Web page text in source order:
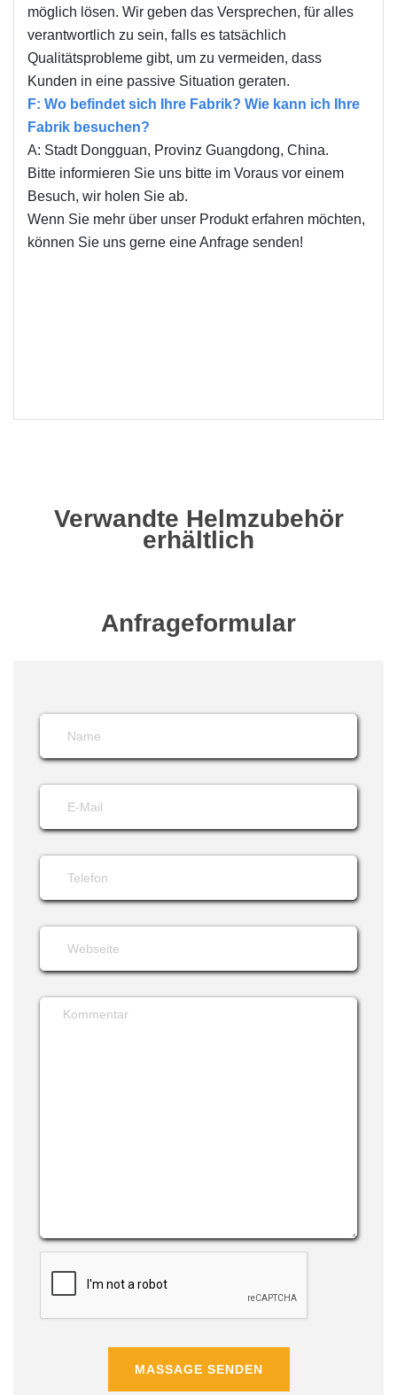
möglich lösen. Wir geben das Versprechen, für alles
verantwortlich zu sein, falls es tatsächlich
Qualitätsprobleme gibt, um zu vermeiden, dass
Kunden in eine passive Situation geraten.
F: Wo befindet sich Ihre Fabrik? Wie kann ich Ihre
Fabrik besuchen?
A: Stadt Dongguan, Provinz Guangdong, China.
Bitte informieren Sie uns bitte im Voraus vor einem
Besuch, wir holen Sie ab.
Wenn Sie mehr über unser Produkt erfahren möchten,
können Sie uns gerne eine Anfrage senden!
Verwandte Helmzubehör
erhältlich
Anfrageformular
MASSAGE SENDEN